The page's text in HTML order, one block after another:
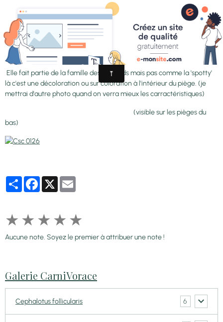
-'Charly mandon spotted'
Elle fait partie de la famille des spotteds mais pas comme la 'spotty'
là c'est une décoloration ou sur coloration à l'intérieur du piège. (je
mettrai d'autre photo quand on verra mieux les carractéristiques)
(visible sur les pièges du
bas)
PartagerFacebook
X
★ ★ ★ ★ ★
Aucune note. Soyez le premier à attribuer une note !
Galerie CarniVorace
Cephalotus follicularis 6